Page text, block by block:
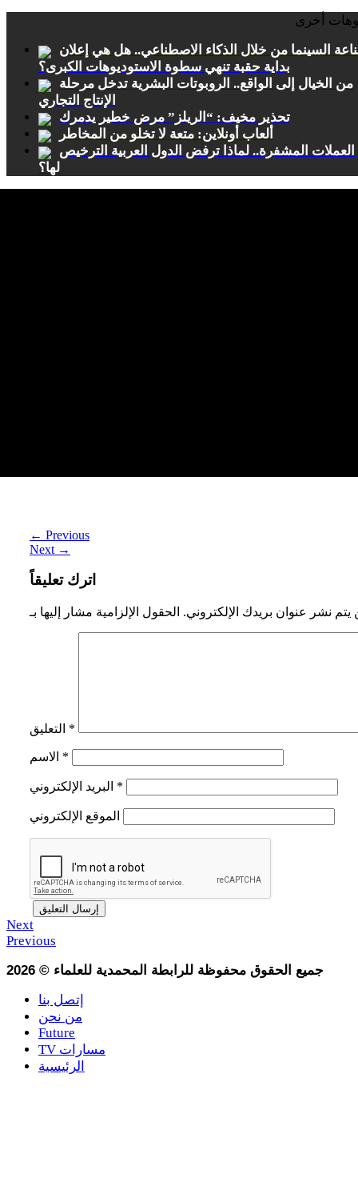
أخرى
السينما من خلال الذكاء الاصطناعي.. هل هي إعلان
بداية حقبة تنهي سطوة الاستوديوهات الكبرى؟
من الخيال إلى الواقع.. الروبوتات البشرية تدخل مرحلة
الإنتاج التجاري
تحذير مخيف: “الريلز” مرض خطير يدمرك
ألعاب أونلاين: متعة لا تخلو من المخاطر
العملات المشفرة.. لماذا ترفض الدول العربية الترخيص
لها؟
← Previous
Next →
اترك تعليقاً
يتم نشر عنوان بريدك الإلكتروني.
*
*
*
الموقع الإلكتروني
Next
Previous
2026 © جميع الحقوق محفوظة للرابطة المحمدية للعلماء
إتصل بنا
من نحن
Future
TV مسارات
الرئيسية